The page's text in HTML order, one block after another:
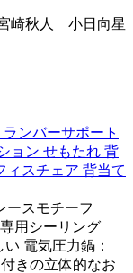
崎秋人 小日向星
ンバーサポート
ョン せもたれ 背
ィスチェア 背当て
ースモチーフ
用シーリング
電気圧力鍋：
きの立体的なお